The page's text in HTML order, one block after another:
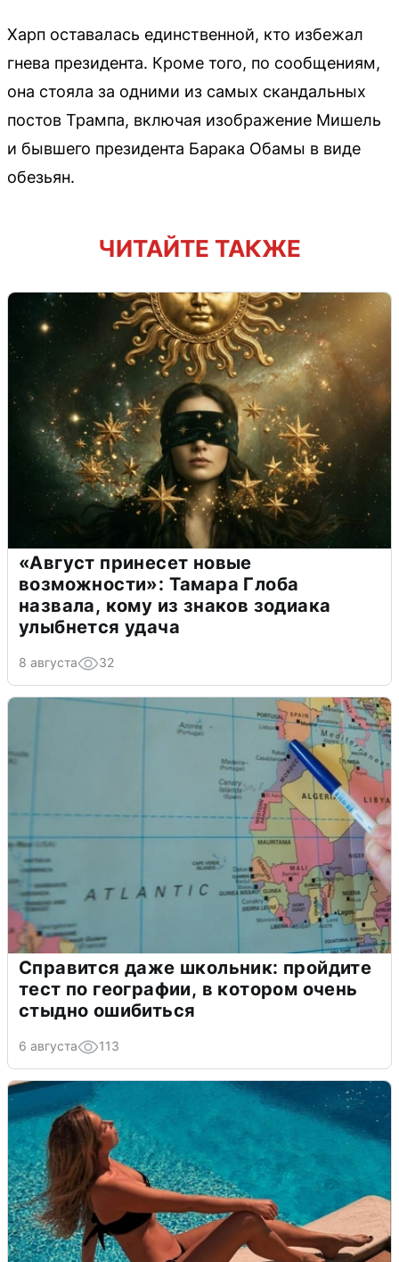
Харп оставалась единственной, кто избежал
гнева президента. Кроме того, по сообщениям,
она стояла за одними из самых скандальных
постов Трампа, включая изображение Мишель
и бывшего президента Барака Обамы в виде
обезьян.
ЧИТАЙТЕ ТАКЖЕ
«Август принесет новые
возможности»: Тамара Глоба
назвала, кому из знаков зодиака
улыбнется удача
8 августа 32
Справится даже школьник: пройдите
тест по географии, в котором очень
стыдно ошибиться
6 августа 113